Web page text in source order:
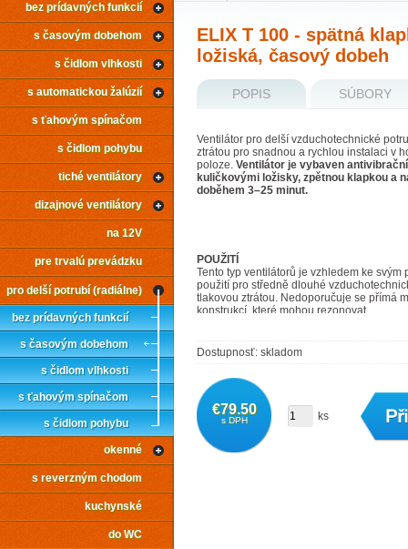
kúpeľne
bez prídavných funkcií
s časovým dobehom
s čidlom vlhkosti
s automatickou žalúzií
s ťahovým spínačom
s čidlom pohybu
tiché ventilátory
dizajnové ventilátory
na 12V
pre trvalú prevádzku
pro delší potrubí (radiálne)
bez prídavných funkcií
s časovým dobehom
s čidlom vlhkosti
s ťahovým spínačom
s čidlom pohybu
okenné
s reverzným chodom
kuchynské
do WC
ELIX T 100 - spätná
ložiská, časový dobeh
POPIS SÚBORY
Ventilátor pro delší vzduchotechnické
ztrátou pro snadnou a rychlou instalaci v
poloze. Ventilátor je vybaven
kuličkovými ložisky, zpětnou klapkou a
doběhem 3–25 minut.
POUŽITÍ
Tento typ ventilátorů je vzhledem ke svým
použití pro středně dlouhé
tlakovou ztrátou. Nedoporučuje se přímá
konstrukcí, které mohou rezonovat.
Oběžné kolo je axiální. Je vyrobeno z
MOTOR
AC motor s kotvou nakrátko. Je vybaven
tukovou náplní na celou dobu životnosti a
přetížení. Napájení 230 V/50 Hz. Krytí
maximálně +40°C.
Dostupnosť: skladom
€79.50
s DPH ks